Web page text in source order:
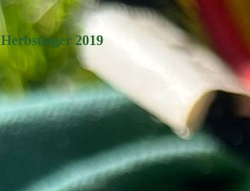
Herbstlager 2019